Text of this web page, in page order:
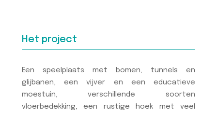
Het project
Een speelplaats met bomen, tunnels en
glijbanen, een vijver en een educatieve
moestuin, verschillende soorten
vloerbedekking, een rustige hoek met veel